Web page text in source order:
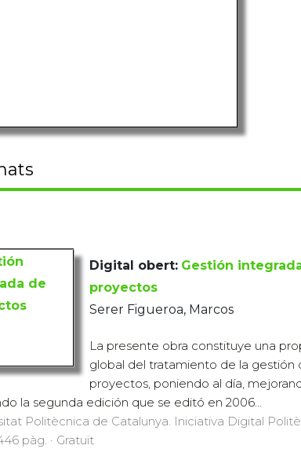
Digital obert: Gestión
proyectos
Serer Figueroa, Marcos
La presente obra constituye una
global del tratamiento de la gestión
proyectos, poniendo al día,
la segunda edición que se editó en 2006...
Politècnica de Catalunya. Iniciativa Digital
pàg. · Gratuït